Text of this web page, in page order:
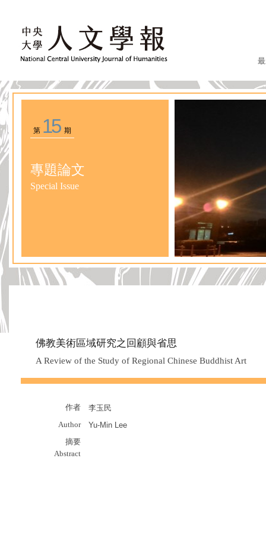
第 15期
專題論文
Special Issue
佛教美術區域研究之回顧與省思
A Review of the Study of Regional Chinese Buddhist Art
作者
李玉民
Author
Yu-Min Lee
摘要
Abstract